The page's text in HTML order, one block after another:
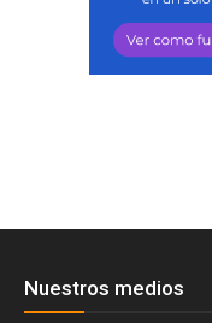
Nuestros medios